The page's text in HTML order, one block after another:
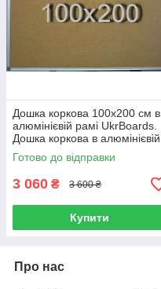
Дошка коркова 100х200 см в
алюмінієвій рамі UkrBoards.
Дошка коркова в алюмінієвій
рамі
Готово до відправки
3 060 ₴ 3 600 ₴
Купити
Про нас